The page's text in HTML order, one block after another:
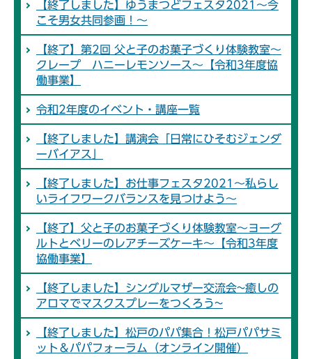
【終了しました】ゆうまつどフェスタ2021～今
こそ男女共同参画！～
【終了】第2回 父と子のお菓子づくり体験教室～
クレープ ハニーレモンソース～【令和3年度協
働事業】
令和2年度のイベント・講座一覧
【終了しました】講演会「日常にひそむジェンダ
ーバイアス」
【終了しました】お仕事フェスタ2021～私らし
いライフワークバランスを見つけよう～
【終了】父と子のお菓子づくり体験教室～ヨーグ
ルトとベリーのレアチーズケーキ～【令和3年度
協働事業】
【終了しました】シングルマザー交流会~癒しの
アロマでマスクスプレーをつくろう~
【終了しました】松戸のパパ集合！松戸パパサミ
ット＆パパフォーラム（オンライン開催）